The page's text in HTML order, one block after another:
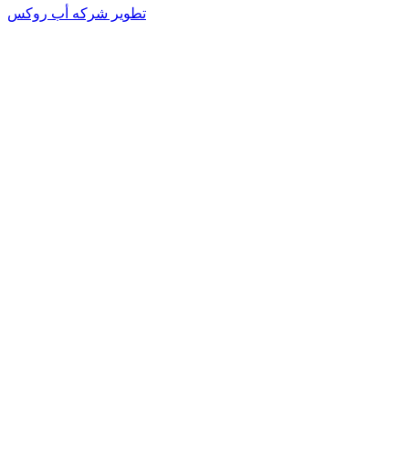
تطوير شركه أب روكس